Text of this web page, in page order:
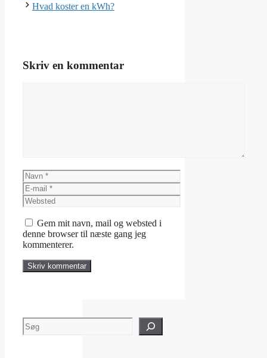
Hvad koster en kWh?
Skriv en kommentar
Navn
E-
mail
Websted
Gem mit navn, mail og websted i
denne browser til næste gang jeg
kommenterer.
Søg